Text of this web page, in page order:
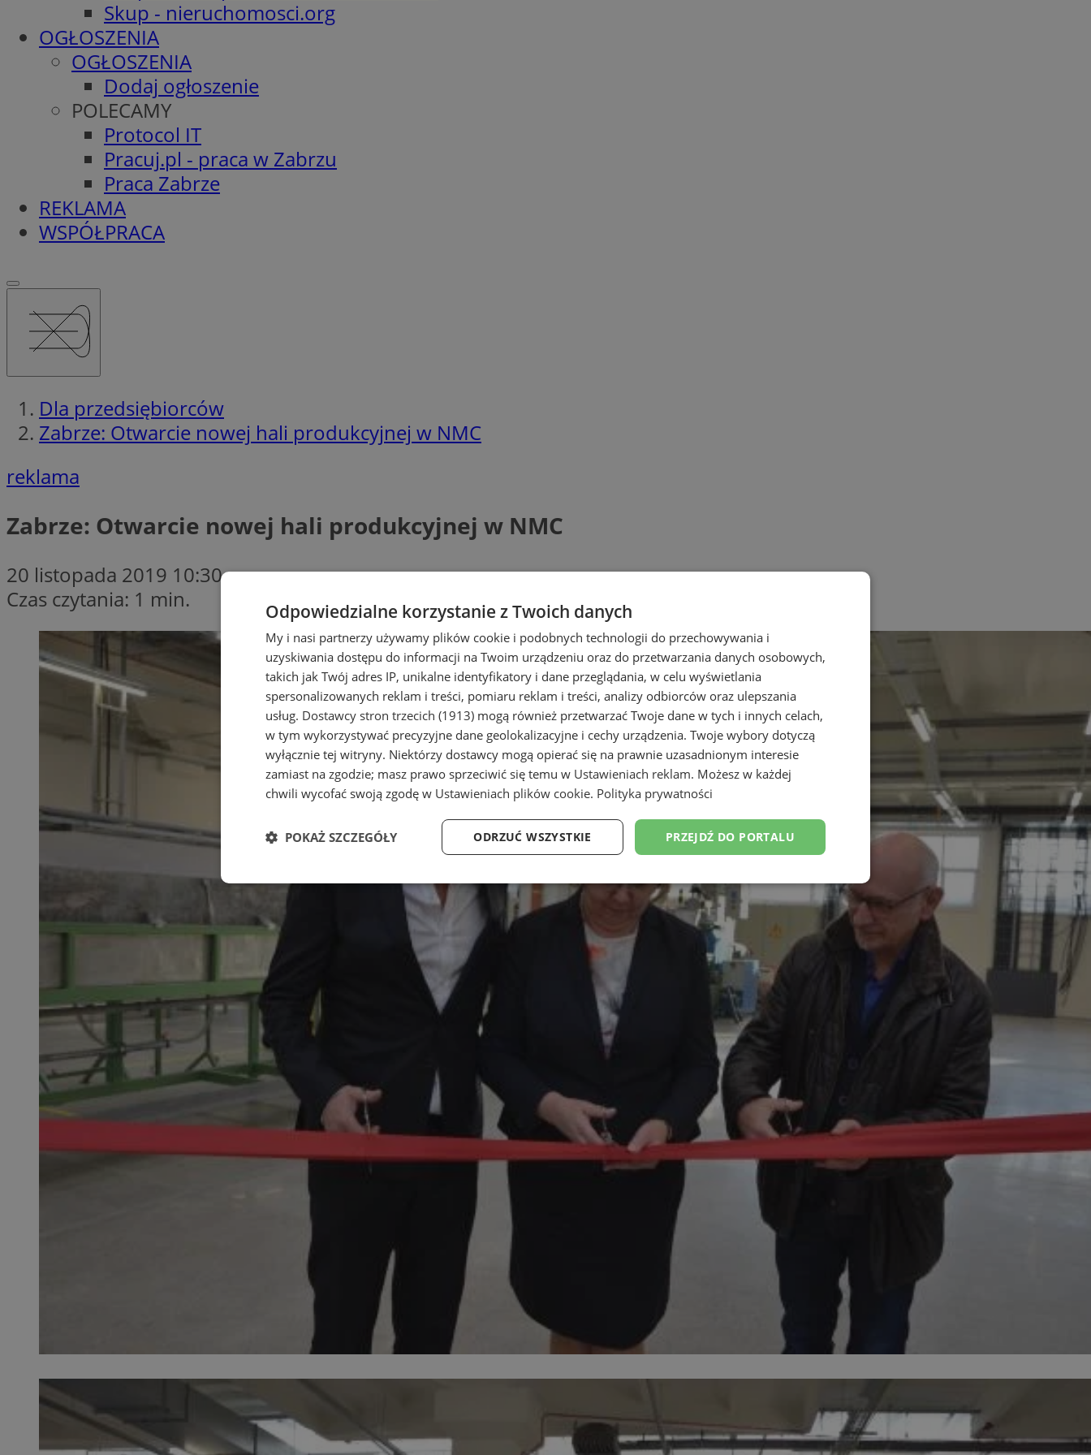
Skup - nieruchomosci.org
OGŁOSZENIA
OGŁOSZENIA
Dodaj ogłoszenie
POLECAMY
Protocol IT
Pracuj.pl - praca w Zabrzu
Praca Zabrze
REKLAMA
WSPÓŁPRACA
Dla przedsiębiorców
Zabrze: Otwarcie nowej hali produkcyjnej w NMC
reklama
Zabrze: Otwarcie nowej hali produkcyjnej w NMC
20 listopada 2019 10:30
Czas czytania: 1 min.
Odpowiedzialne korzystanie z Twoich danych
My i nasi partnerzy używamy plików cookie i podobnych technologii do przechowywania i
uzyskiwania dostępu do informacji na Twoim urządzeniu oraz do przetwarzania danych osobowych,
takich jak Twój adres IP, unikalne identyfikatory i dane przeglądania, w celu wyświetlania
spersonalizowanych reklam i treści, pomiaru reklam i treści, analizy odbiorców oraz ulepszania
usług. Dostawcy stron trzecich (1913) mogą również przetwarzać Twoje dane w tych i innych celach,
w tym wykorzystywać precyzyjne dane geolokalizacyjne i cechy urządzenia. Twoje wybory dotyczą
wyłącznie tej witryny. Niektórzy dostawcy mogą opierać się na prawnie uzasadnionym interesie
zamiast na zgodzie; masz prawo sprzeciwić się temu w Ustawieniach reklam. Możesz w każdej
chwili wycofać swoją zgodę w Ustawieniach plików cookie. Polityka prywatności
PRZEJDŹ DO PORTALU
ODRZUĆ WSZYSTKIE
POKAŻ SZCZEGÓŁY
Niezbędne Wydajność Targetowanie Funkcjonalność Niesklasyfikowane
Wydajność Targetowanie Funkcjonalność Niesklasyfikowane
Niezbędne pliki cookie umożliwiają korzystanie z podstawowych funkcji strony internetowej, takich jak logowanie użytkownika i
zarządzanie kontem. Bez niezbędnych plików cookie nie można prawidłowo korzystać ze strony internetowej.
Nazwa
Provider
Domena
SessID zabrze.com.pl
Ten plik cookie przechowuje identyfikator sesji.
QeSessID
Ten plik cookie przechowuje identyfikator sesji.
Ten plik cookie przechowuje identyfikator sesji.
sekundy
to korzystne dla strony internetowej, ponieważ
umożliwia tworzenie ważnych raportów na temat
korzystania z jej witryny internetowej.
.twitter.com
Ten plik cookie służy do rozróżniania ludzi i botów. Jest
to korzystne dla strony internetowej, ponieważ
umożliwia tworzenie ważnych raportów na temat
CookieScriptConsent
CookieScript
zabrze.com.pl
4 tygodnie 2 dni
Script.com do zapamiętywania preferencji dotyczących
zgody użytkownika na pliki cookie. Jest to konieczne,
aby baner cookie Cookie-Script.com działał poprawnie.
VISITOR_PRIVACY_METADATA
YouTube
Ten plik cookie przechowuje informacje o zgodzie
wybory dotyczące polityki prywatności i ustawień
konfigurować swoich preferencji, co zwiększa wygodę i
zgodność z regulacjami ochrony danych.
Google Privacy Policy